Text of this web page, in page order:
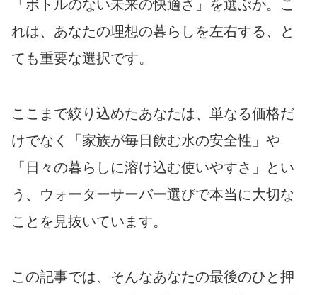
「ボトルのない未来の快適さ」を選ぶか。こ
れは、あなたの理想の暮らしを左右する、と
ても重要な選択です。
ここまで絞り込めたあなたは、単なる価格だ
けでなく「家族が毎日飲む水の安全性」や
「日々の暮らしに溶け込む使いやすさ」とい
う、ウォーターサーバー選びで本当に大切な
ことを見抜いています。
この記事では、そんなあなたの最後のひと押